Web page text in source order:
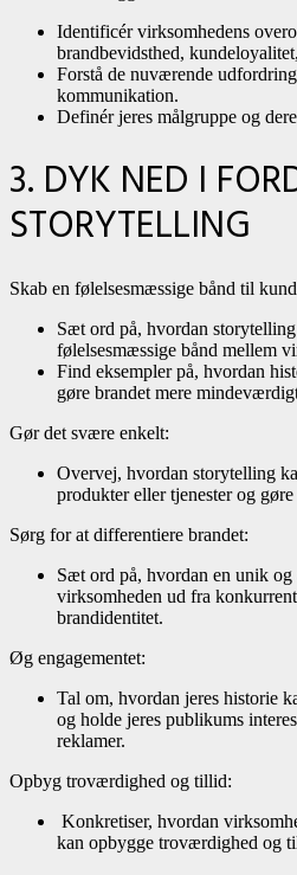
Identificér virksomhedens
brandbevidsthed,
Forstå de nuværende
kommunikation.
Definér jeres målgruppe og
3. DYK NED I
STORYTELLING
Skab en følelsesmæssige bånd til
Sæt ord på, hvordan
følelsesmæssige bånd mellem
Find eksempler på, hvordan
gøre brandet mere
Gør det svære enkelt:
Overvej, hvordan storytelling
produkter eller tjenester og
Sørg for at differentiere brandet:
Sæt ord på, hvordan en unik
virksomheden ud fra
brandidentitet.
Øg engagementet:
Tal om, hvordan jeres historie
og holde jeres publikums
reklamer.
Opbyg troværdighed og tillid:
Konkretiser, hvordan
kan opbygge troværdighed og